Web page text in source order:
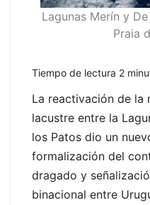
Lagunas Merín y
Praia
Tiempo de lectura 2
La reactivación de la
lacustre entre la
los Patos dio un
formalización del
dragado y
binacional entre